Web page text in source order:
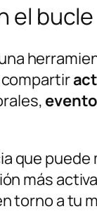
el bucle
que
más
torno a tu